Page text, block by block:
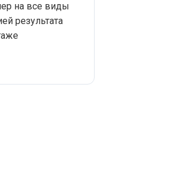
на все виды
результата